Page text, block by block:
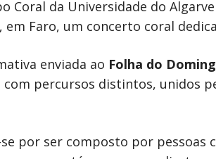
Coral da Universidade do
em Faro, um concerto coral
enviada ao Folha do
percursos distintos, unidos
por ser composto por